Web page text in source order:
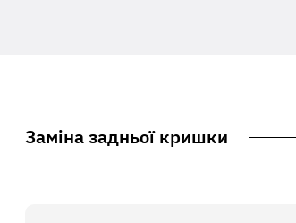
Заміна задньої кришки